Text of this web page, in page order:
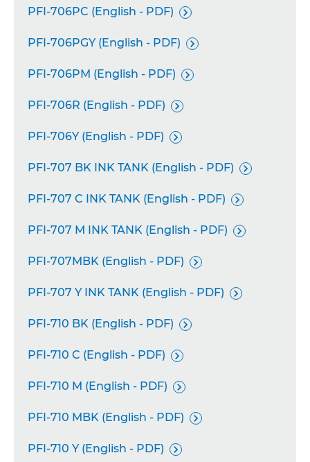
PFI-706PC (English - PDF) 
PFI-706PGY (English - PDF) 
PFI-706PM (English - PDF) 
PFI-706R (English - PDF) 
PFI-706Y (English - PDF) 
PFI-707 BK INK TANK (English - PDF) 
PFI-707 C INK TANK (English - PDF) 
PFI-707 M INK TANK (English - PDF) 
PFI-707MBK (English - PDF) 
PFI-707 Y INK TANK (English - PDF) 
PFI-710 BK (English - PDF) 
PFI-710 C (English - PDF) 
PFI-710 M (English - PDF) 
PFI-710 MBK (English - PDF) 
PFI-710 Y (English - PDF) 